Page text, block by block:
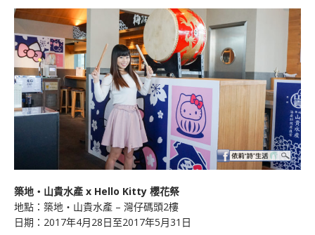
築地・山貴水產 x Hello Kitty 櫻花祭
地點：築地・山貴水產 – 灣仔碼頭2樓
日期：2017年4月28日至2017年5月31日